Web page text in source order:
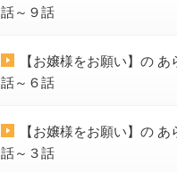
話～９話
【お嬢様をお願い】の あ
話～６話
【お嬢様をお願い】の あ
話～３話